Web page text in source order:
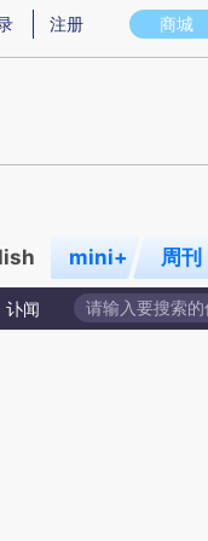
实意图存在偏差。不代表
商城
注册
mini+ 周刊
讣闻